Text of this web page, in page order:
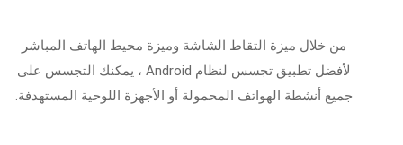
من خلال ميزة التقاط الشاشة وميزة محيط الهاتف المباشر
لأفضل تطبيق تجسس لنظام Android ، يمكنك التجسس على
جميع أنشطة الهواتف المحمولة أو الأجهزة اللوحية المستهدفة.